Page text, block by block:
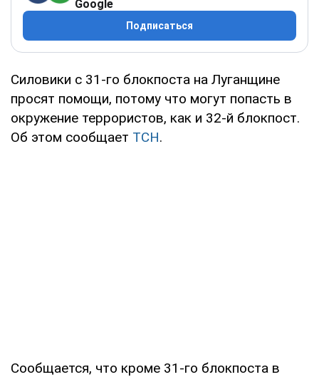
Google
Подписаться
Силовики с 31-го блокпоста на Луганщине
просят помощи, потому что могут попасть в
окружение террористов, как и 32-й блокпост.
Об этом сообщает ТСН.
Сообщается, что кроме 31-го блокпоста в